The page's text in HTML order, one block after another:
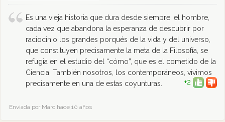
Es una vieja historia que dura desde siempre: el hombre,
cada vez que abandona la esperanza de descubrir por
raciocinio los grandes porqués de la vida y del universo,
que constituyen precisamente la meta de la Filosofía, se
refugia en el estudio del “cómo”, que es el cometido de la
Ciencia. También nosotros, los contemporáneos, vivimos
precisamente en una de estas coyunturas.
+2
Enviada por Marc hace 10 años